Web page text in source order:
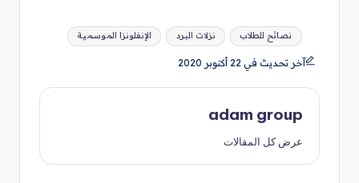
العلامات:
الإنفلونزا الموسمية نزلات البرد نصائح للطلاب
آخر تحديث في 22 أكتوبر 2020
adam group
عرض كل المقالات